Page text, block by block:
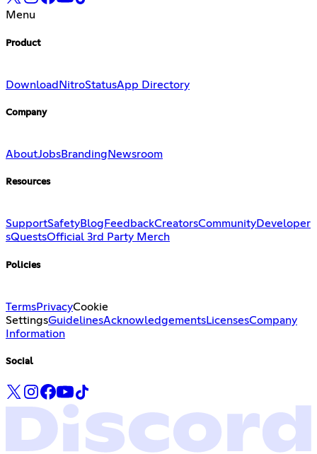
Menu
Product
Download NitroStatusApp Directory
Company
AboutJobsBranding Newsroom
Resources
SupportSafetyBlog FeedbackCreatorsCommunityDeveloper
sQuestsOfficial 3rd Party Merch
Policies
TermsPrivacyCookie
SettingsGuidelinesAcknowledgementsLicensesCompany
Information
Social